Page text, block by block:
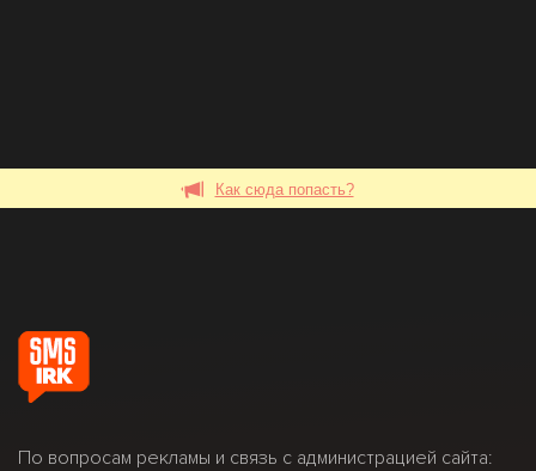
Как сюда попасть?
По вопросам рекламы и связь с администрацией сайта: